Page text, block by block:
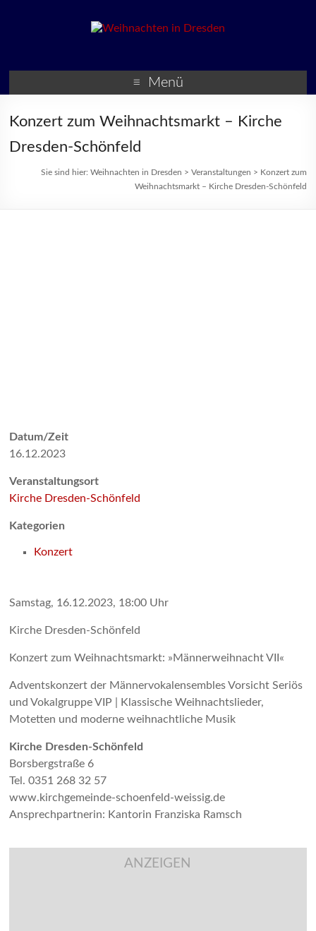
Veranstaltungen zur
Weihnachtszeit
Menü
Konzert zum Weihnachtsmarkt – Kirche
Dresden-Schönfeld
Sie sind hier: Weihnachten in Dresden > Veranstaltungen > Konzert zum
Weihnachtsmarkt – Kirche Dresden-Schönfeld
Datum/Zeit
16.12.2023
Veranstaltungsort
Kirche Dresden-Schönfeld
Kategorien
Konzert
Samstag, 16.12.2023, 18:00 Uhr
Kirche Dresden-Schönfeld
Konzert zum Weihnachtsmarkt: »Männerweihnacht VII«
Adventskonzert der Männervokalensembles Vorsicht Seriös
und Vokalgruppe VIP | Klassische Weihnachtslieder,
Motetten und moderne weihnachtliche Musik
Kirche Dresden-Schönfeld
Borsbergstraße 6
Tel. 0351 268 32 57
www.kirchgemeinde-schoenfeld-weissig.de
Ansprechpartnerin: Kantorin Franziska Ramsch
ANZEIGEN